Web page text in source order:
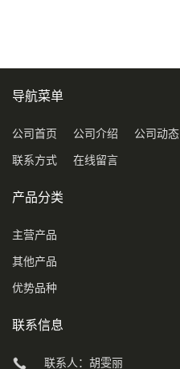
导航菜单
公司首页 公司介绍 公司动态
联系方式 在线留言
产品分类
主营产品
其他产品
优势品种
联系信息
联系人：胡雯丽